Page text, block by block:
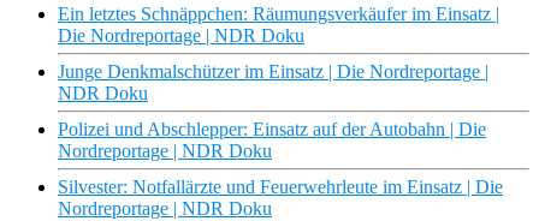
Ein letztes Schnäppchen: Räumungsverkäufer im Einsatz |
Die Nordreportage | NDR Doku
Junge Denkmalschützer im Einsatz | Die Nordreportage |
NDR Doku
Polizei und Abschlepper: Einsatz auf der Autobahn | Die
Nordreportage | NDR Doku
Silvester: Notfallärzte und Feuerwehrleute im Einsatz | Die
Nordreportage | NDR Doku